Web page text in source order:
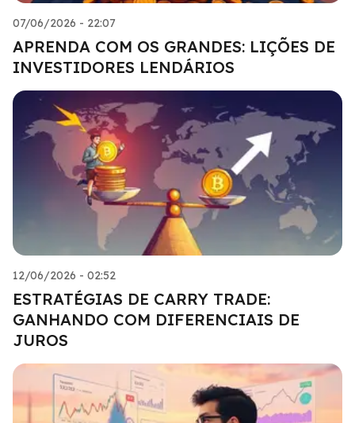
07/06/2026 - 22:07
APRENDA COM OS GRANDES: LIÇÕES DE
INVESTIDORES LENDÁRIOS
12/06/2026 - 02:52
ESTRATÉGIAS DE CARRY TRADE:
GANHANDO COM DIFERENCIAIS DE
JUROS